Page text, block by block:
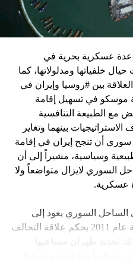
مصر على بقاء القوات
الإرهابيين من إعادة
السياسي الفلسطيني
عربية”:
وأي حديث من هذا
الفلسطيني.
نتنياهو يعرض المجتمع
الرئيسي الذي قدمه جو بايدن
يوليو.
النار مصلحة لفلسطين
عسكرية بحرية في
خلفياتها ومدلولاتها، كما
بين #روسيا وإيران في
موسكو في تسهيل إقامة
مع الطبيعة التنافسية
بينهما وتغاير
سوري أن تنجح إيران في إقامة
وسياسية، مشيراً إلى أن
السوري لايزال متواضعاً ولا
عسكرية.
السوري يعود إلى
سنوات غابرة سبقت اندلاع الأزمة عام 2011 بحكم علاقة التحالف